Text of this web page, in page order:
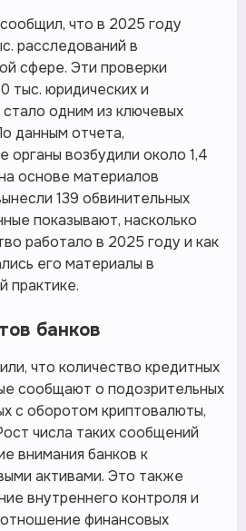
что в 2025 году
расследований в
сфере. Эти проверки
тыс. юридических и
стало одним из ключевых
данным отчета,
органы возбудили около 1,4
основе материалов
139 обвинительных
показывают, насколько
работало в 2025 году и как
его материалы в
практике.
банков
что количество кредитных
сообщают о подозрительных
с оборотом криптовалюты,
числа таких сообщений
внимания банков к
активами. Это также
внутреннего контроля и
финансовых